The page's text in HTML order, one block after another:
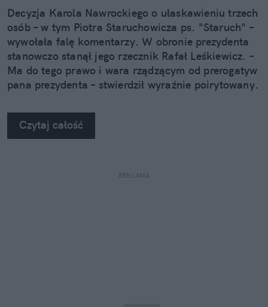
Decyzja Karola Nawrockiego o ułaskawieniu trzech
osób – w tym Piotra Staruchowicza ps. "Staruch" –
wywołała falę komentarzy. W obronie prezydenta
stanowczo stanął jego rzecznik Rafał Leśkiewicz. –
Ma do tego prawo i wara rządzącym od prerogatyw
pana prezydenta – stwierdził wyraźnie poirytowany.
Czytaj całość
REKLAMA